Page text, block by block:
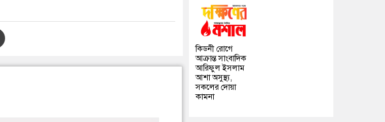
কিডনী রোগে
আক্রান্ত সাংবাদিক
আরিফুল ইসলাম
আশা অসুস্থ্য,
সকলের দোয়া
কামনা